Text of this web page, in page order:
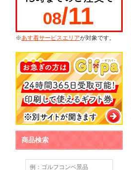
08/11
※あす着サービスエリアが対象です。
商品検索